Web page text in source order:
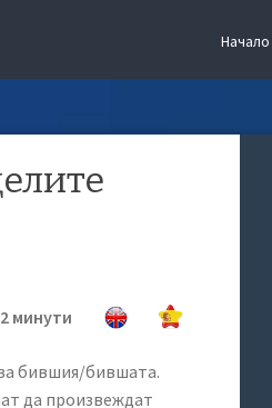
Начало
минути
бившия/бившата.
да произвеждат